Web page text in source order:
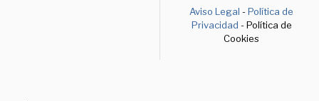
Aviso Legal -Política de
Privacidad - Política de
Cookies